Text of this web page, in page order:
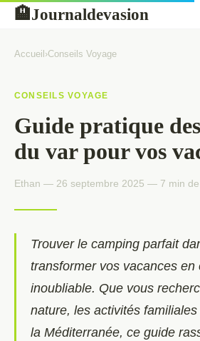
🏨Journaldevasion
Accueil ›Conseils Voyage
CONSEILS VOYAGE
Guide pratique
du var pour vos
Ethan — 26 septembre 2025 — 7 min de
Trouver le camping parfait
transformer vos vacances en
inoubliable. Que vous
nature, les activités
la Méditerranée, ce guide